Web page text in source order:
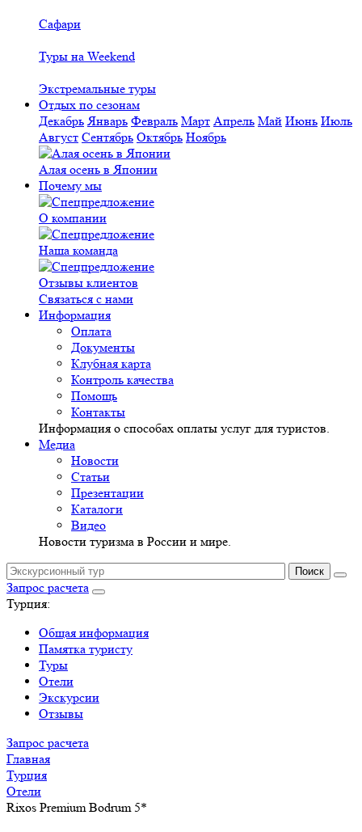
Сафари
Туры на Weekend
Экстремальные туры
Отдых по сезонам
Декабрь Январь Февраль Март Апрель Май Июнь Июль
Август Сентябрь Октябрь Ноябрь
Алая осень в Японии
Почему мы
О компании
Наша команда
Отзывы клиентов
Связаться с нами
Информация
Оплата
Документы
Клубная карта
Контроль качества
Помощь
Контакты
Информация о способах оплаты услуг для туристов.
Медиа
Новости
Статьи
Презентации
Каталоги
Видео
Новости туризма в России и мире.
Запрос расчета
Турция:
Общая информация
Памятка туристу
Туры
Отели
Экскурсии
Отзывы
Запрос расчета
Главная
Турция
Отели
Rixos Premium Bodrum 5*